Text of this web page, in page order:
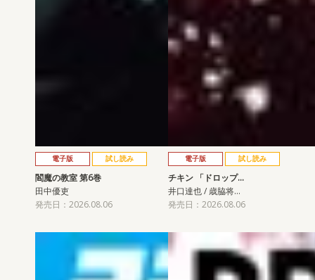
電子版 試し読み
閻魔の教室 第6巻
田中優吏
発売日：2026.08.06
電子版 試し読み
チキン 「ドロップ…
井口達也 / 歳脇将…
発売日：2026.08.06